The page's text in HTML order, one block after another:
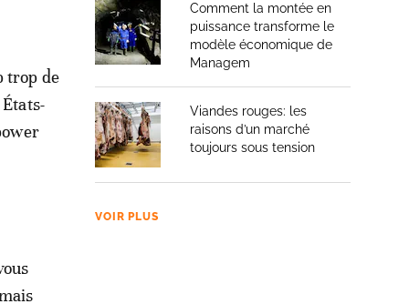
trop de
Comment la montée en
puissance transforme le
modèle économique de
Managem
Viandes rouges: les
raisons d’un marché
toujours sous tension
VOIR PLUS